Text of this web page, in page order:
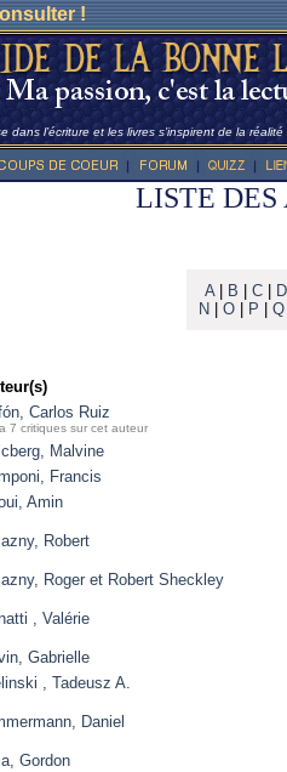
!
dans l’écriture et les livres s’inspirent de la
LISTE DES
A| B C
D
N
O| P Q
Carlos Ruiz
7 critiques sur cet auteur
Malvine
Francis
Amin
Robert
Roger et Robert Sheckley
, Valérie
Gabrielle
, Tadeusz A.
Daniel
Gordon